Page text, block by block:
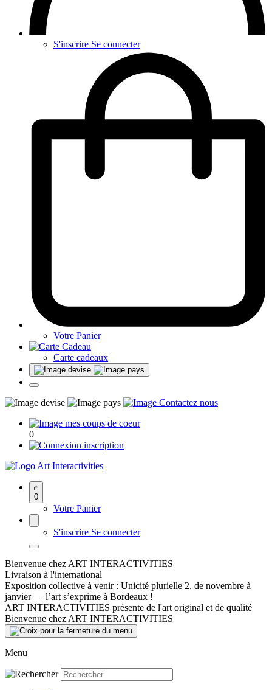
S'inscrire Se connecter
Votre Panier
Carte cadeaux
0
Art Interactivities
0
Votre Panier
S'inscrire Se connecter
Bienvenue chez ART INTERACTIVITIES
Livraison à l'international
Exposition collective à venir : Unicité plurielle 2, de novembre à
janvier — l’art s’exprime à Bordeaux !
ART INTERACTIVITIES présente de l'art original et de qualité
Bienvenue chez ART INTERACTIVITIES
Menu